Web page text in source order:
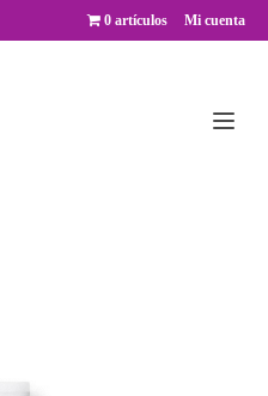
Mi cuenta
0 artículos